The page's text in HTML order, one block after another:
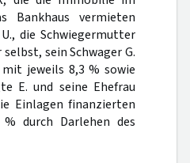
Bankhaus vermieten
die Schwiegermutter
sein Schwager G.
jeweils 8,3 % sowie
E. und seine Ehefrau
Einlagen finanzierten
durch Darlehen des